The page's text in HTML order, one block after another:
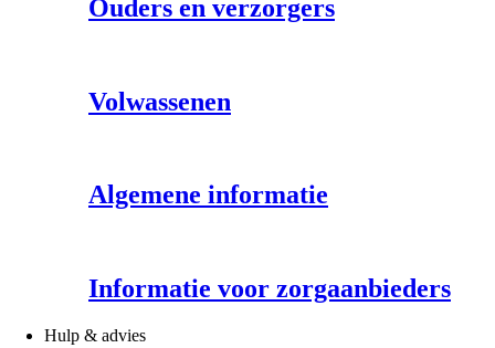
Ouders en verzorgers
Volwassenen
Algemene informatie
Informatie voor zorgaanbieders
Hulp & advies